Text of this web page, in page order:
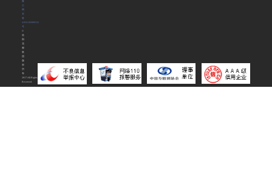
公
备
41031102000122
号
©
都
版
所
有
2017.All.Rights
Reserved.